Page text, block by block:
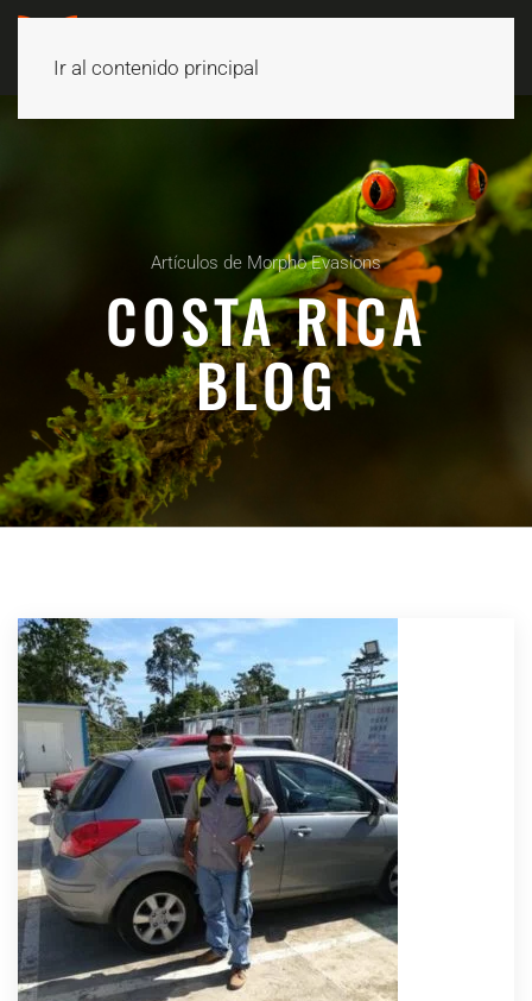
Ir al contenido principal
Artículos de Morpho Evasions
COSTA RICA
BLOG